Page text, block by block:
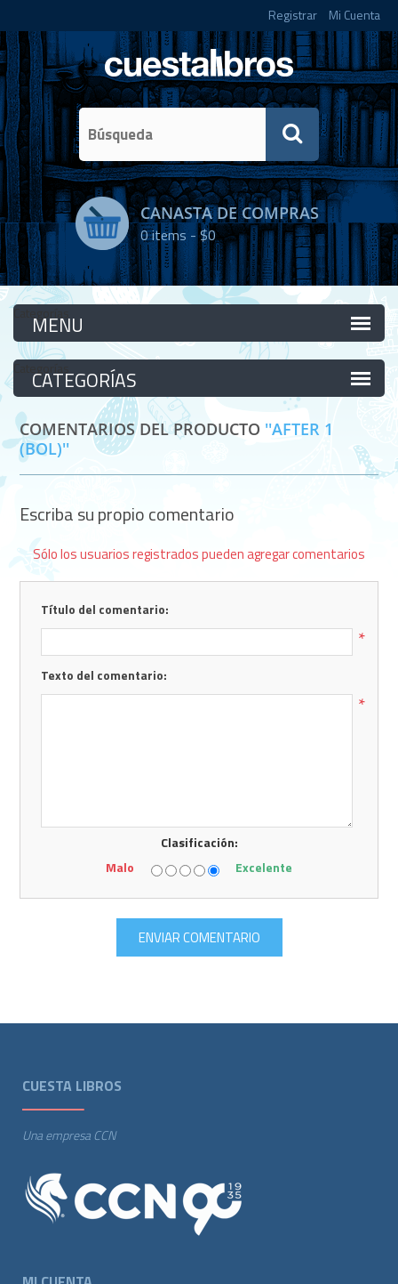
Registrar Mi Cuenta
CANASTA DE COMPRAS
0items -$0
Categorías
Categorías
COMENTARIOS DEL PRODUCTO
AFTER 1
(BOL)
Escriba su propio comentario
Sólo los usuarios registrados pueden agregar comentarios
Título del comentario:
*
Texto del comentario:
*
Clasificación:
Malo
Excelente
CUESTA LIBROS
Una empresa CCN